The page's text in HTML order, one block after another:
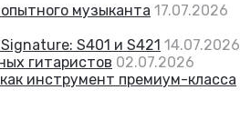
музыканта 17.07.2026
S401 и S421 14.07.2026
гитаристов 02.07.2026
инструмент премиум-класса